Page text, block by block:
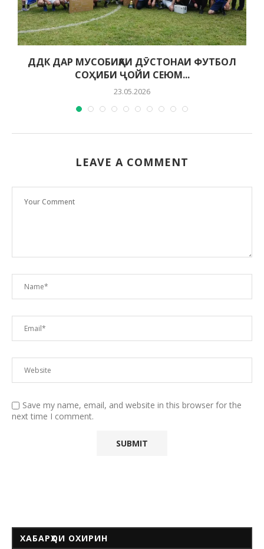
ДДК ДАР МУСОБИҚАИ ДӮСТОНАИ ФУТБОЛ
СОҲИБИ ҶОЙИ СЕЮМ...
23.05.2026
LEAVE A COMMENT
Save my name, email, and website in this browser for the
next time I comment.
ХАБАРҲОИ ОХИРИН